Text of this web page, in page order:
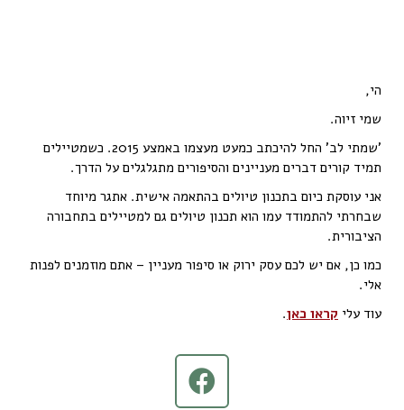
הי,
שמי זיוה.
'שמתי לב' החל להיכתב כמעט מעצמו באמצע 2015. כשמטיילים
תמיד קורים דברים מעניינים והסיפורים מתגלגלים על הדרך.
אני עוסקת כיום בתכנון טיולים בהתאמה אישית. אתגר מיוחד
שבחרתי להתמודד עמו הוא תכנון טיולים גם למטיילים בתחבורה
הציבורית.
כמו כן, אם יש לכם עסק ירוק או סיפור מעניין – אתם מוזמנים לפנות
אלי.
עוד עלי קראו כאן.